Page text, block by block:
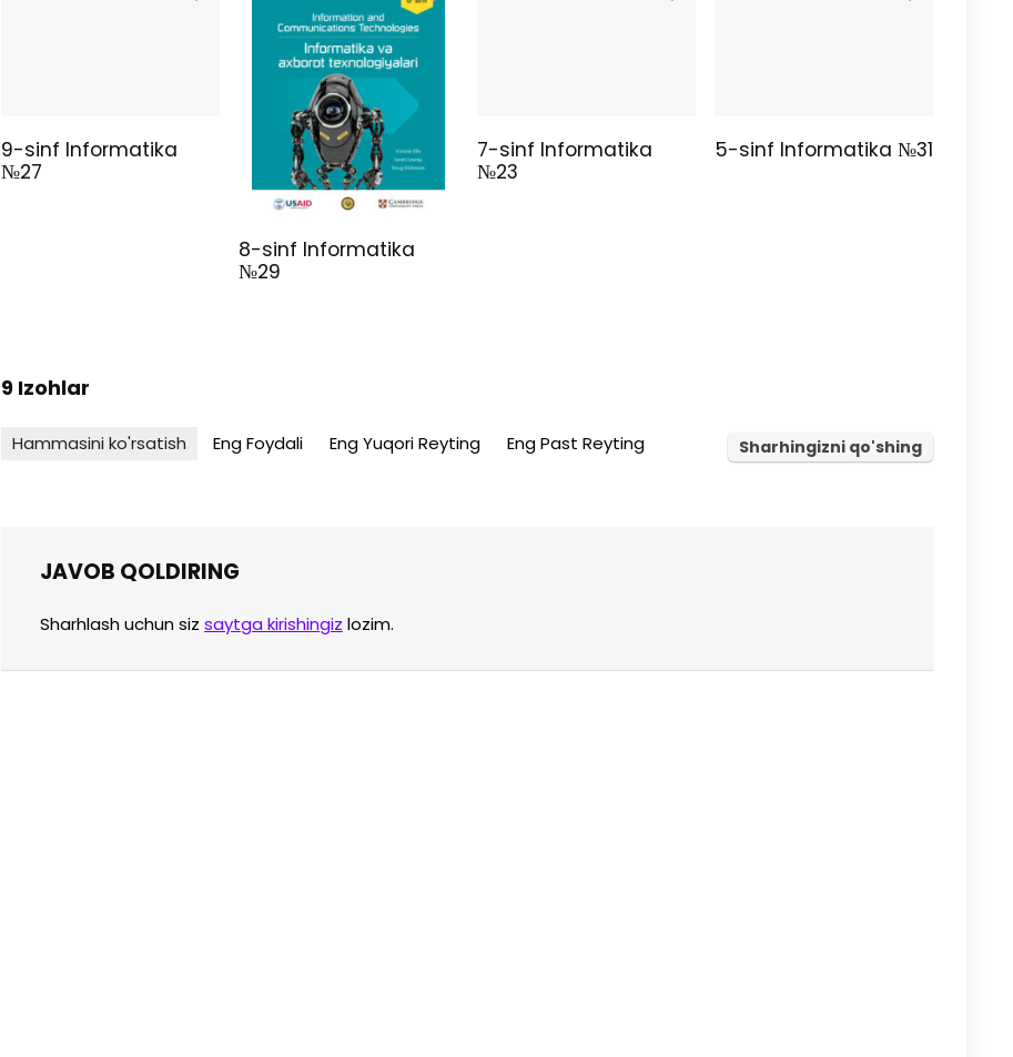
9-sinf Informatika
№27
8-sinf Informatika
№29
7-sinf Informatika
№23
5-sinf Informatika №31
9 Izohlar
Hammasini ko'rsatish Eng Foydali Eng Yuqori Reyting Eng Past Reyting Sharhingizni qo'shing
JAVOB QOLDIRING
Sharhlash uchun siz saytga kirishingiz lozim.